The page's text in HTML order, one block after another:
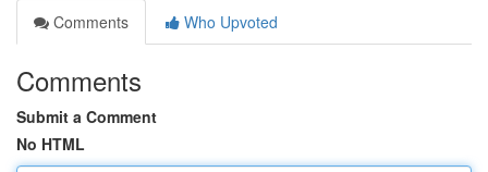
Comments
Who Upvoted
Comments
Submit a Comment
No HTML